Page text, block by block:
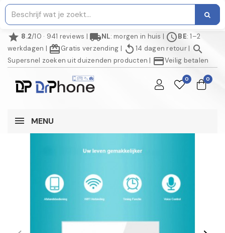
star 8.2/10 · 941 reviews | local_shippingNL: morgen in huis | scheduleBE: 1–2
werkdagen | redeemGratis verzending | replay 14 dagen retour| search
Supersnel zoeken uit duizenden producten | credit_cardVeilig betalen
0 0
MENU